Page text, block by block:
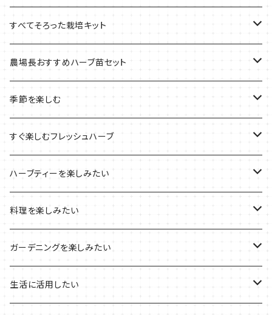
今イチオシの商品
季節のおすすめ商品
すべてそろった栽培キット
フェルトプランターの栽培キット
ルーツポーチの栽培キット
ブリキプランターの栽培キット
木製プランターの栽培キット
プラ製プランターの栽培キット
その他のプランターの栽培キット
農場長おすすめハーブ苗セット
農場長おすすめセット
おすすめの寄せ植え
季節を楽しむ
2022年のお正月
2022年の母の日
2021年の敬老の日
2021年のハロウィン
2021年のクリスマス
すぐ楽しむフレッシュハーブ
ハーブミックス
ハーブブーケ
フレッシュハーブ
ハーブティーを楽しみたい
ハーブティーの定番ハーブ
リラックスしたい時に
シャキッとしたい時に
料理を楽しみたい
料理の定番ハーブ
イタリア料理に
ガーデニングを楽しみたい
花を楽しみたい
生活に活用したい